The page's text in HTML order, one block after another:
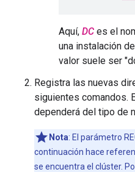
Aquí, DC es el
una instalación
valor suele ser
Registra las nuevas
siguientes comandos.
dependerá del tipo de
Nota: El parámetro
continuación hace
se encuentra el clúster.